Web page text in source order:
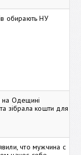
обирають НУ
на Одещині
зібрала кошти для
что мужчина с